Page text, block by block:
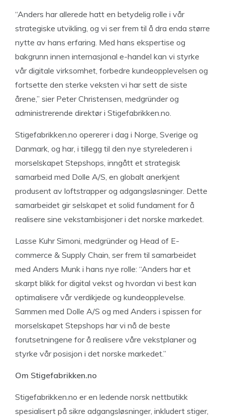
“Anders har allerede hatt en betydelig rolle i vår
strategiske utvikling, og vi ser frem til å dra enda større
nytte av hans erfaring. Med hans ekspertise og
bakgrunn innen internasjonal e-handel kan vi styrke
vår digitale virksomhet, forbedre kundeopplevelsen og
fortsette den sterke veksten vi har sett de siste
årene,” sier Peter Christensen, medgründer og
administrerende direktør i Stigefabrikken.no.
Stigefabrikken.no opererer i dag i Norge, Sverige og
Danmark, og har, i tillegg til den nye styrelederen i
morselskapet Stepshops, inngått et strategisk
samarbeid med Dolle A/S, en globalt anerkjent
produsent av loftstrapper og adgangsløsninger. Dette
samarbeidet gir selskapet et solid fundament for å
realisere sine vekstambisjoner i det norske markedet.
Lasse Kuhr Simoni, medgründer og Head of E-
commerce & Supply Chain, ser frem til samarbeidet
med Anders Munk i hans nye rolle: “Anders har et
skarpt blikk for digital vekst og hvordan vi best kan
optimalisere vår verdikjede og kundeopplevelse.
Sammen med Dolle A/S og med Anders i spissen for
morselskapet Stepshops har vi nå de beste
forutsetningene for å realisere våre vekstplaner og
styrke vår posisjon i det norske markedet.”
Om Stigefabrikken.no
Stigefabrikken.no er en ledende norsk nettbutikk
spesialisert på sikre adgangsløsninger, inkludert stiger,